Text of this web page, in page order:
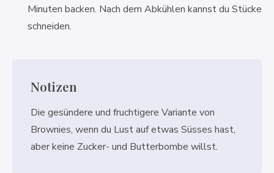
Minuten backen. Nach dem Abkühlen kannst du Stücke
schneiden.
Notizen
Die gesündere und fruchtigere Variante von
Brownies, wenn du Lust auf etwas Süsses hast,
aber keine Zucker- und Butterbombe willst.